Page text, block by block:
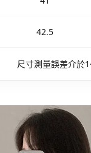
42.5
尺寸測量誤差介於